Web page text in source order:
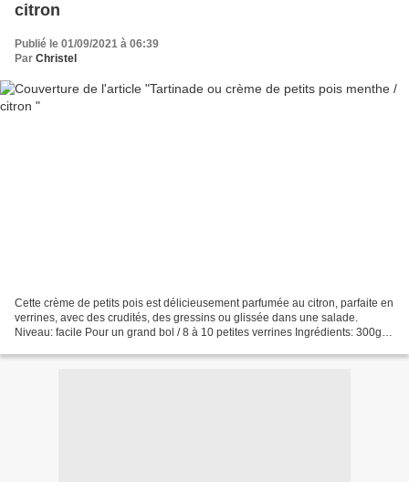
citron
Publié le 01/09/2021 à 06:39
Par Christel
Cette crème de petits pois est délicieusement parfumée au citron, parfaite en
verrines, avec des crudités, des gressins ou glissée dans une salade.
Niveau: facile Pour un grand bol / 8 à 10 petites verrines Ingrédients: 300g